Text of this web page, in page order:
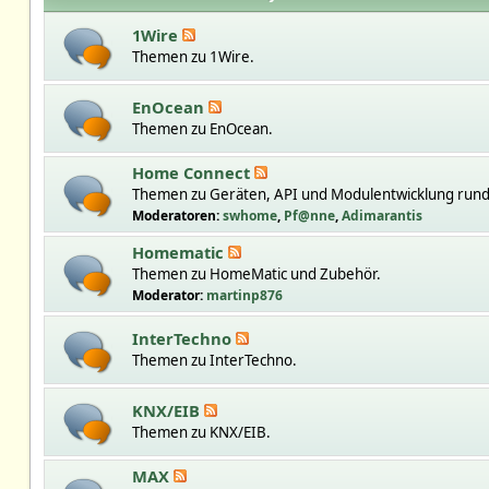
1Wire
Themen zu 1Wire.
EnOcean
Themen zu EnOcean.
Home Connect
Themen zu Geräten, API und Modulentwicklung
Moderatoren:swhome, Pf@nne,Adimarantis
Homematic
Themen zu HomeMatic und Zubehör.
Moderator: martinp876
InterTechno
Themen zu InterTechno.
KNX/EIB
Themen zu KNX/EIB.
MAX